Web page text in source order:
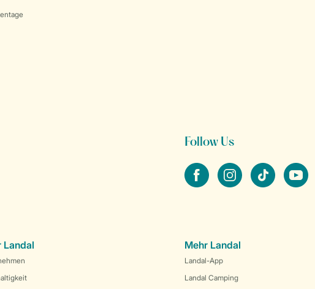
Follow Us
facebookinstagramtiktok youtube
Landal Mehr Landal
Landal-App
Landal Camping